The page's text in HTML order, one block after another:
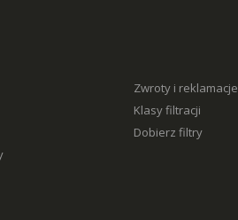
Zwroty i reklamacje
Klasy filtracji
Dobierz filtry